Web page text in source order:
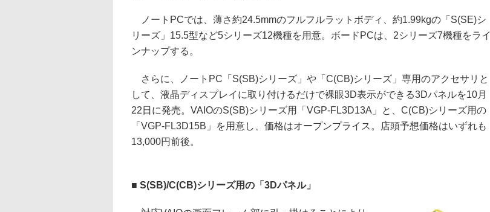
ノートPCでは、薄さ約24.5mmのフルフルラットボディ、約1.99kgの「S(SE)シ
リーズ」15.5型など5シリーズ12機種を用意。ボードPCは、2シリーズ7機種をライ
ンナップする。
さらに、ノートPC「S(SB)シリーズ」や「C(CB)シリーズ」専用のアクセサリと
して、液晶ディスプレイに取り付けるだけで裸眼3D表示ができる3Dパネルを10月
22日に発売。VAIOのS(SB)シリーズ用「VGP-FL3D13A」と、C(CB)シリーズ用の
「VGP-FL3D15B」を用意し、価格はオープンプライス。店頭予想価格はいずれも
13,000円前後。
■ S(SB)/C(CB)シリーズ用の「3Dパネル」